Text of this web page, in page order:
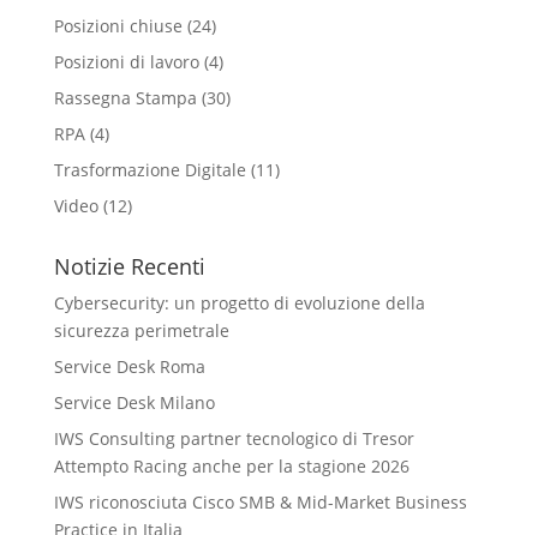
Posizioni chiuse (24)
Posizioni di lavoro(4)
Rassegna Stampa (30)
RPA(4)
Trasformazione Digitale (11)
Video(12)
Notizie Recenti
Cybersecurity: un progetto di evoluzione della
sicurezza perimetrale
Service Desk Roma
Service Desk Milano
IWS Consulting partner tecnologico di Tresor
Attempto Racing anche per la stagione 2026
IWS riconosciuta Cisco SMB & Mid-Market Business
Practice in Italia